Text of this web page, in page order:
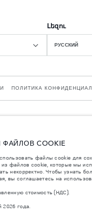
Լեզու
РУССКИЙ
ПОЛИТИКА
расход топлива
в зависимости от рынка
в стандартной
и спецификаций.
COOKIE
файлы cookie для
файлов cookie, которые мы
некорректно. Чтобы узнать
вы соглашаетесь на
стоимость (НДС).
2026 года.